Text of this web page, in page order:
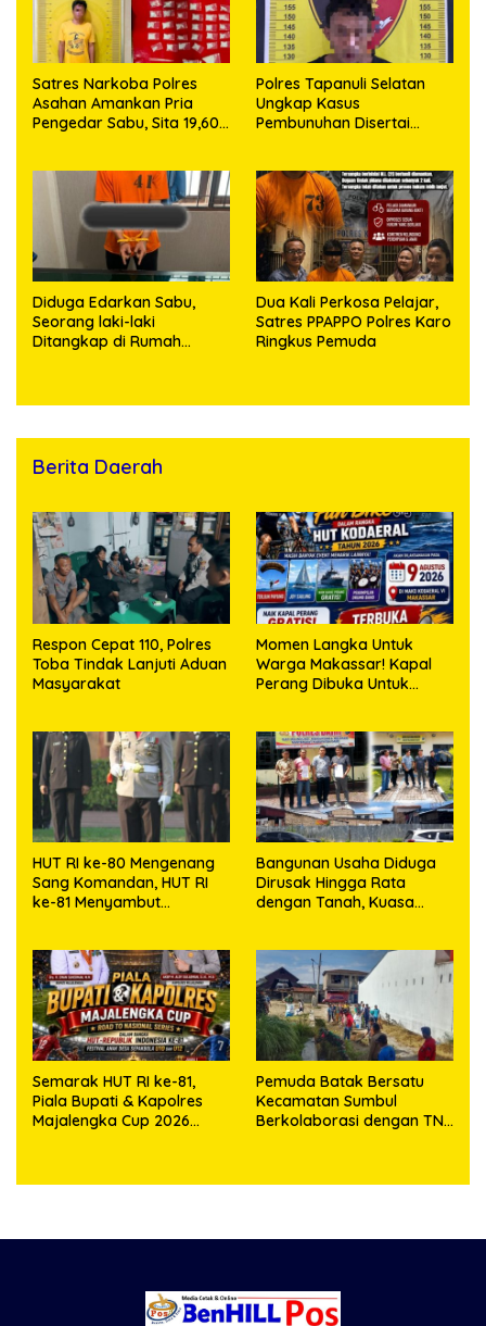
Satres Narkoba Polres
Asahan Amankan Pria
Pengedar Sabu, Sita 19,60
Polres Tapanuli Selatan
Ungkap Kasus
Pembunuhan Disertai
Ditangkap
Diduga Edarkan Sabu,
Seorang laki-laki
Ditangkap di Rumah
Dua Kali Perkosa Pelajar,
Satres PPAPPO Polres Karo
Ringkus Pemuda
Berita Daerah
Respon Cepat 110, Polres
Toba Tindak Lanjuti Aduan
Masyarakat
Momen Langka Untuk
Warga Makassar! Kapal
Perang Dibuka Untuk
HUT RI ke-80 Mengenang
Sang Komandan, HUT RI
ke-81 Menyambut
Bangunan Usaha Diduga
Dirusak Hingga Rata
dengan Tanah, Kuasa
Tempuh Jalur Hukum
Semarak HUT RI ke-81,
Piala Bupati & Kapolres
Majalengka Cup 2026
Pemuda Batak Bersatu
Kecamatan Sumbul
Berkolaborasi dengan TNI